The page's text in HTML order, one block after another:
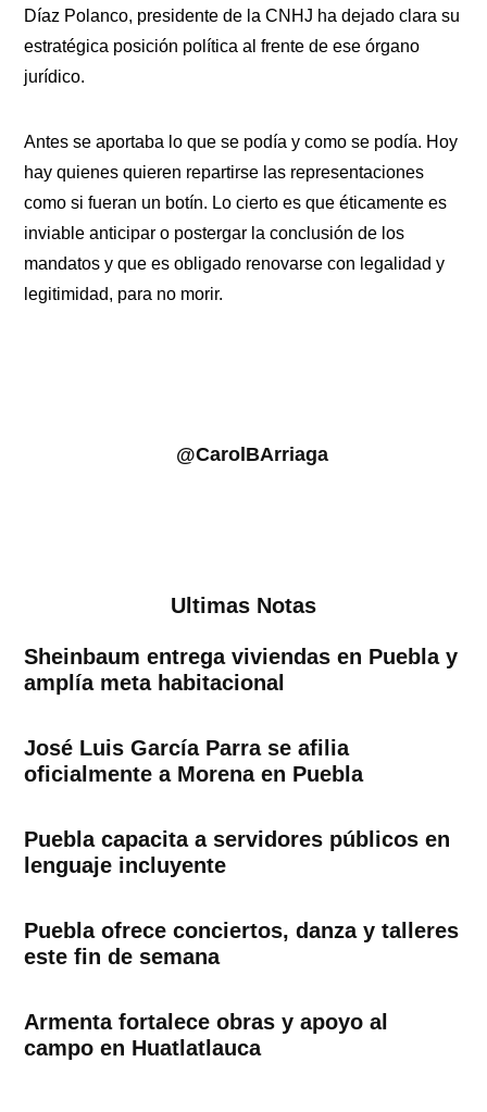
Díaz Polanco, presidente de la CNHJ ha dejado clara su
estratégica posición política al frente de ese órgano
jurídico.
Antes se aportaba lo que se podía y como se podía. Hoy
hay quienes quieren repartirse las representaciones
como si fueran un botín. Lo cierto es que éticamente es
inviable anticipar o postergar la conclusión de los
mandatos y que es obligado renovarse con legalidad y
legitimidad, para no morir.
@CarolBArriaga
Ultimas Notas
Sheinbaum entrega viviendas en Puebla y
amplía meta habitacional
José Luis García Parra se afilia
oficialmente a Morena en Puebla
Puebla capacita a servidores públicos en
lenguaje incluyente
Puebla ofrece conciertos, danza y talleres
este fin de semana
Armenta fortalece obras y apoyo al
campo en Huatlatlauca